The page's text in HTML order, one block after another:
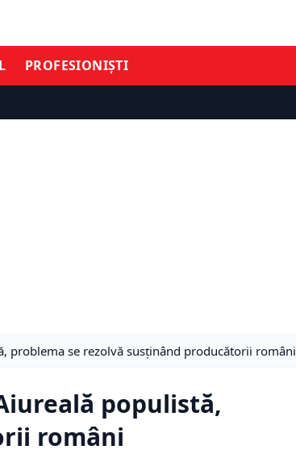
PROFESIONIȘTI
problema se rezolvă susținând producătorii români
populistă,
români